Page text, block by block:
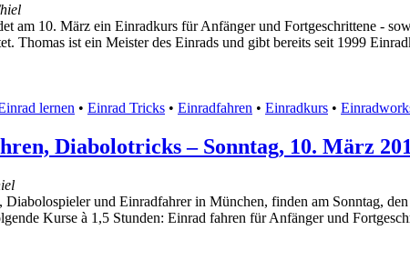
am 10. März ein Einradkurs für Anfänger und Fortgeschrittene -
Thomas ist ein Meister des Einrads und gibt bereits seit 1999
lernen • Einrad Tricks • Einradfahren • Einradkurs •
Diabolotricks – Sonntag, 10. März
und Einradfahrer in München, finden am Sonntag,
Kurse à 1,5 Stunden: Einrad fahren für Anfänger und